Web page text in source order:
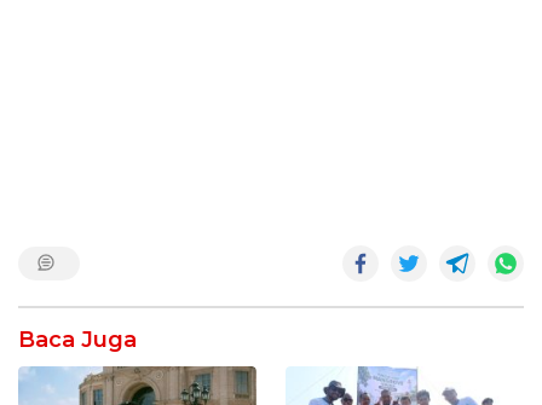
Baca Juga